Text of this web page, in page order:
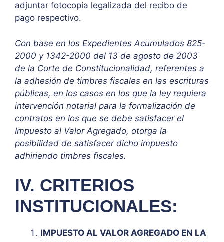
adjuntar fotocopia legalizada del recibo de
pago respectivo.
Con base en los Expedientes Acumulados 825-
2000 y 1342-2000 del 13 de agosto de 2003
de la Corte de Constitucionalidad, referentes a
la adhesión de timbres fiscales en las escrituras
públicas, en los casos en los que la ley requiera
intervención notarial para la formalización de
contratos en los que se debe satisfacer el
Impuesto al Valor Agregado, otorga la
posibilidad de satisfacer dicho impuesto
adhiriendo timbres fiscales.
IV. CRITERIOS
INSTITUCIONALES:
IMPUESTO AL VALOR AGREGADO EN LA